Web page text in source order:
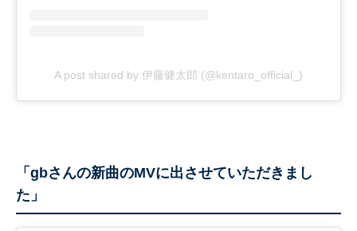
A post shared by 伊藤健太郎 (@kentaro_official_)
「gbさんの新曲のMVに出させていただきまし
た」